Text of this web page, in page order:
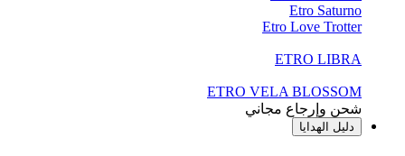
Etro Saturno
Etro Love Trotter
ETRO LIBRA
ETRO VELA BLOSSOM
شحن وإرجاع مجاني
دليل الهدايا